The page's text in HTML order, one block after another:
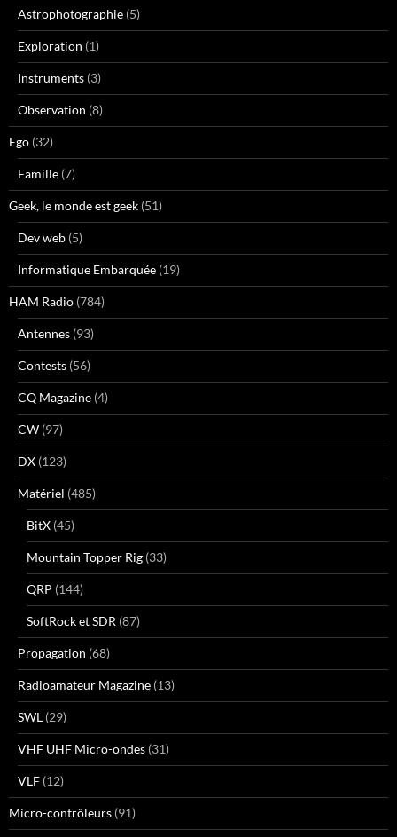
Astrophotographie (5)
Exploration (1)
Instruments (3)
Observation (8)
Ego (32)
Famille (7)
Geek, le monde est geek (51)
Dev web (5)
Informatique Embarquée (19)
HAM Radio (784)
Antennes (93)
Contests (56)
CQ Magazine (4)
CW (97)
DX (123)
Matériel (485)
BitX (45)
Mountain Topper Rig (33)
QRP (144)
SoftRock et SDR (87)
Propagation (68)
Radioamateur Magazine (13)
SWL (29)
VHF UHF Micro-ondes (31)
VLF (12)
Micro-contrôleurs (91)